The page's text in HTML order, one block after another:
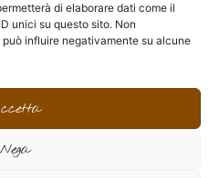
di elaborare dati come il
unici su questo sito. Non
influire negativamente su alcune
Nega
sui social
a
P
i
t
F
c